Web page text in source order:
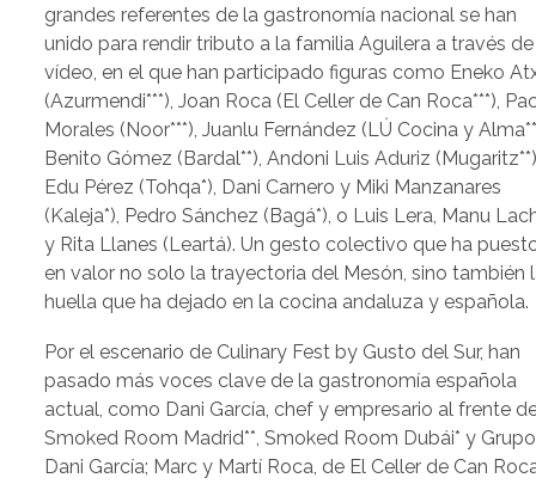
grandes referentes de la gastronomía nacional se han
unido para rendir tributo a la familia Aguilera a través
vídeo, en el que han participado figuras como Eneko
(Azurmendi***), Joan Roca (El Celler de Can Roca***),
Morales (Noor***), Juanlu Fernández (LÚ Cocina y
Benito Gómez (Bardal**), Andoni Luis Aduriz
Edu Pérez (Tohqa*), Dani Carnero y Miki Manzanares
(Kaleja*), Pedro Sánchez (Bagá*), o Luis Lera, Manu
y Rita Llanes (Leartá). Un gesto colectivo que ha
en valor no solo la trayectoria del Mesón, sino también
huella que ha dejado en la cocina andaluza y española.
Por el escenario de Culinary Fest by Gusto del Sur, han
pasado más voces clave de la gastronomía española
actual, como Dani García, chef y empresario al frente
Smoked Room Madrid**, Smoked Room Dubái* y Grupo
Dani García; Marc y Martí Roca, de El Celler de Can